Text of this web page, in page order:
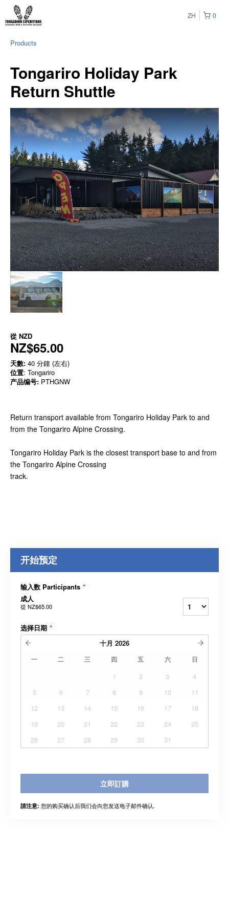
0
ZH
Products
Tongariro Holiday Park
Return Shuttle
從 NZD
NZ$65.00
天數: 40 分鐘 (左右)
位置: Tongariro
产品编号: PTHGNW
Return transport available from Tongariro Holiday Park to and
from the Tongariro Alpine Crossing.
Tongariro Holiday Park is the closest transport base to and from
the Tongariro Alpine Crossing
track.
开始预定
输入数 Participants *
成人
從 NZ$65.00
选择日期 *
十月 2026
一 二 三 四 五 六 日
1 2 3
4
5
6 7 8 9 10
11
12
13 14 15 16 17
18
19
20 21 22 23 24
25
26
27 28 29 30 31
立即訂購
請注意: 您的购买确认后我们会向您发送电子邮件确认.